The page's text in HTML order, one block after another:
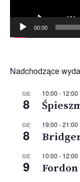
00:00
Nadchodzące
SIE
8
10:00 - 12:00
SIE
8
19:00 -21:00
SIE
9
10:00 - 12:00